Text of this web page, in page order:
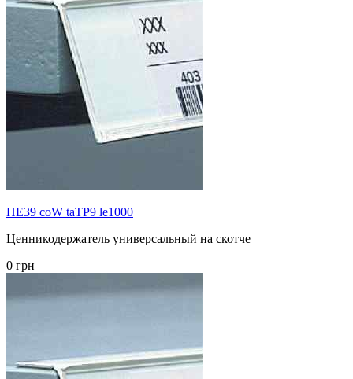
HE39 coW taTP9 le1000
Ценникодержатель универсальный на скотче
0 грн